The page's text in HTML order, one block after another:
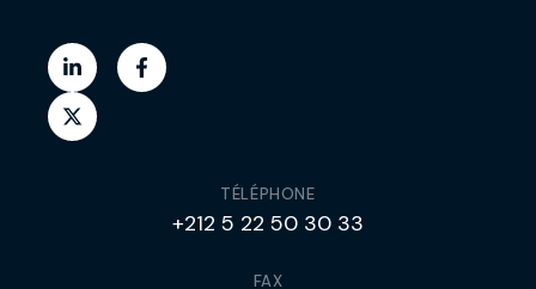
TÉLÉPHONE
+212 5 22 50 30 33
FAX